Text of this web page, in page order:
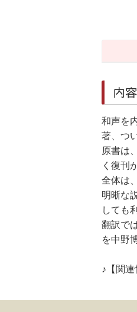
内
和声を
著、つ
原書は
く復刊
全体は
明晰な
しても
翻訳で
を中野
♪【関